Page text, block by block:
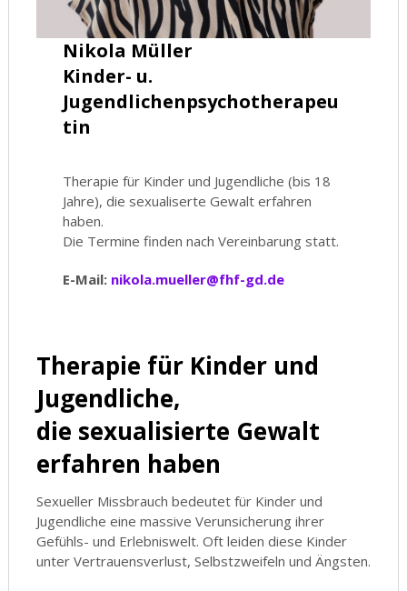
Nikola Müller
Kinder- u.
Jugendlichenpsychotherapeu
tin
Therapie für Kinder und Jugendliche (bis 18
Jahre), die sexualiserte Gewalt erfahren
haben.
Die Termine finden nach Vereinbarung statt.
E-Mail: nikola.mueller@fhf-gd.de
Therapie für Kinder und
Jugendliche,
die sexualisierte Gewalt
erfahren haben
Sexueller Missbrauch bedeutet für Kinder und
Jugendliche eine massive Verunsicherung ihrer
Gefühls- und Erlebniswelt. Oft leiden diese Kinder
unter Vertrauensverlust, Selbstzweifeln und Ängsten.